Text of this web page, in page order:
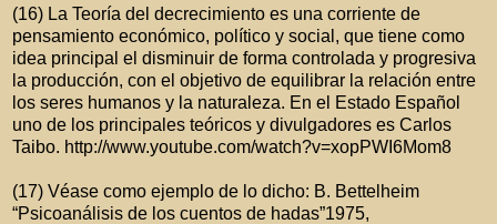
(16) La Teoría del decrecimiento es una corriente de
pensamiento económico, político y social, que tiene como
idea principal el disminuir de forma controlada y progresiva
la producción, con el objetivo de equilibrar la relación entre
los seres humanos y la naturaleza. En el Estado Español
uno de los principales teóricos y divulgadores es Carlos
Taibo. http://www.youtube.com/watch?v=xopPWI6Mom8
(17) Véase como ejemplo de lo dicho: B. Bettelheim
“Psicoanálisis de los cuentos de hadas”1975,